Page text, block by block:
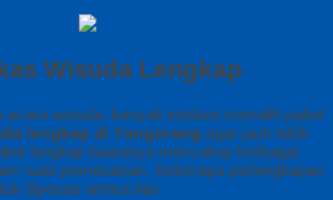
Wisuda Lengkap
acara wisuda, banyak institusi memilih paket
lengkap di Tangerang agar jauh lebih
lengkap biasanya mencakup berbagai
satu pemesanan. Beberapa perlengkapan
dipesan antara lain: